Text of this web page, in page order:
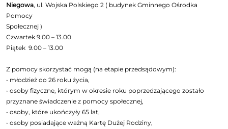
Niegowa, ul. Wojska Polskiego 2 ( budynek Gminnego Ośrodka
Pomocy
Społecznej )
Czwartek 9.00 – 13.00
Piątek 9.00 – 13.00
Z pomocy skorzystać mogą (na etapie przedsądowym):
• młodzież do 26 roku życia,
• osoby fizyczne, którym w okresie roku poprzedzającego zostało
przyznane świadczenie z pomocy społecznej,
• osoby, które ukończyły 65 lat,
• osoby posiadające ważną Kartę Dużej Rodziny,